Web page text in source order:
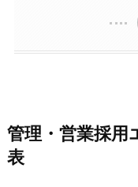
管理・営業採
表